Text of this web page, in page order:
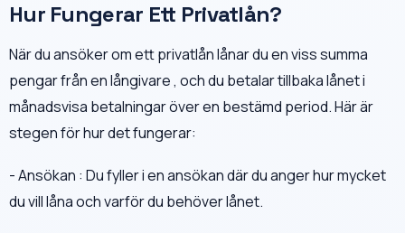
Hur Fungerar Ett Privatlån?
När du ansöker om ett privatlån lånar du en viss summa
pengar från en långivare , och du betalar tillbaka lånet i
månadsvisa betalningar över en bestämd period. Här är
stegen för hur det fungerar:
- Ansökan : Du fyller i en ansökan där du anger hur mycket
du vill låna och varför du behöver lånet.